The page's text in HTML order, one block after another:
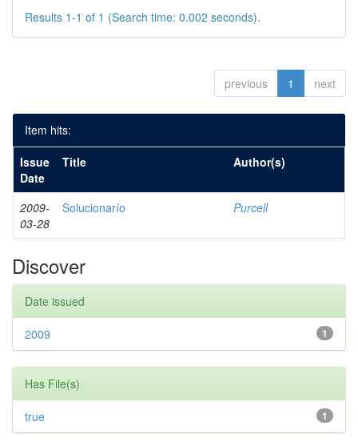
Results 1-1 of 1 (Search time: 0.002 seconds).
previous 1 next
Item hits:
Issue
Date
Title Author(s)
2009-
03-28
Solucionarío Purcell
Discover
Date issued
1
2009
Has File(s)
1
true